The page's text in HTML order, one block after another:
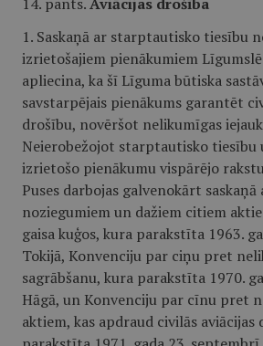
1. Saskaņā ar starptautisko tiesību
izrietošajiem pienākumiem
apliecina, ka šī Līguma būtiska
savstarpējais pienākums garantēt
drošību, novēršot nelikumīgas
Neierobežojot starptautisko tiesību
izrietošo pienākumu vispārējo
Puses darbojas galvenokārt
noziegumiem un dažiem citiem
gaisa kuģos, kura parakstīta 1963.
Tokijā, Konvenciju par ciņu pret
sagrābšanu, kura parakstīta 1970.
Hāgā, un Konvenciju par cīnu pret
aktiem, kas apdraud civilās aviācijas